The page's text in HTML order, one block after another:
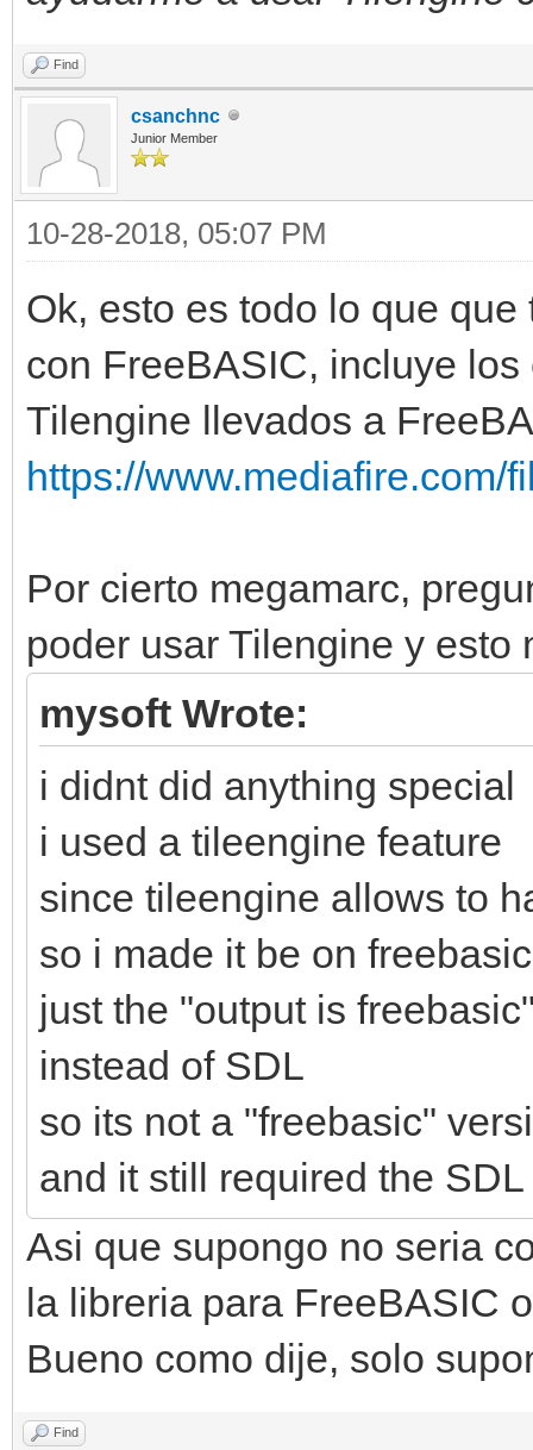
Find
csanchnc
Junior Member
10-28-2018, 05:07 PM
Ok, esto es todo lo que
con FreeBASIC, incluye
Tilengine llevados a
https://www.mediafire.com/
Por cierto megamarc,
poder usar Tilengine y esto
mysoft Wrote:
i didnt did anything special
i used a tileengine feature
since tileengine allows to
so i made it be on
just the "output is
instead of SDL
so its not a "freebasic"
and it still required the
Asi que supongo no seria
la libreria para FreeBASIC
Bueno como dije, solo
Find